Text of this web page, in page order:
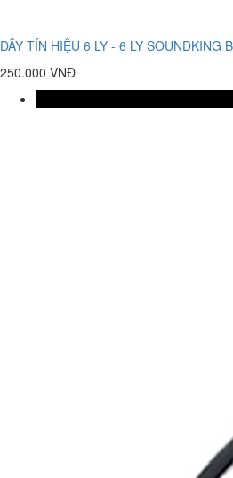
DÂY TÍN HIỆU 6 LY - 6 LY SOUNDKING
250.000 VNĐ